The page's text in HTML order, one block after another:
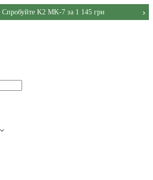
Спробуйте K2 MK-7 за 1 145 грн ›